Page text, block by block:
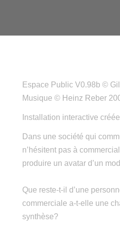
Espace Public V0.98b ©
Musique © Heinz Reber
Installation interactive
Dans une société qui
n’hésitent pas à
produire un avatar d’un
Que reste-t-il d’une
commerciale a-t-elle une
synthèse?